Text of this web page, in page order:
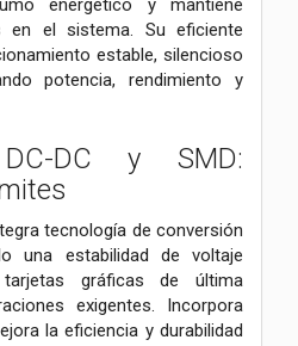
energético y mantiene
en el sistema. Su eficiente
estable, silencioso
potencia, rendimiento y
DC-DC y SMD:
tecnología de conversión
una estabilidad de voltaje
gráficas de última
exigentes. Incorpora
la eficiencia y durabilidad